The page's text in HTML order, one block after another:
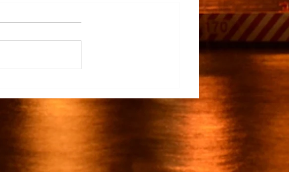
Desarrollo del TECNM Virtual